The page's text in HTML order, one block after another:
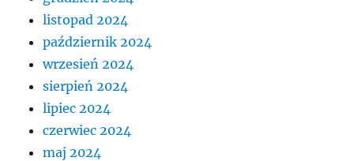
listopad 2024
październik 2024
wrzesień 2024
sierpień 2024
lipiec 2024
czerwiec 2024
maj 2024